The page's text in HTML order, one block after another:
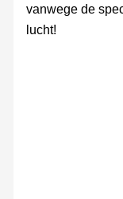
vanwege de
lucht!